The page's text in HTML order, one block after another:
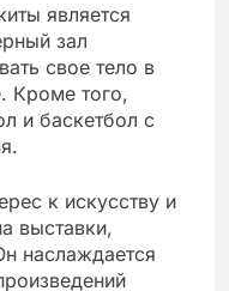
является
зал
свое тело в
Кроме того,
и баскетбол с
к искусству и
выставки,
наслаждается